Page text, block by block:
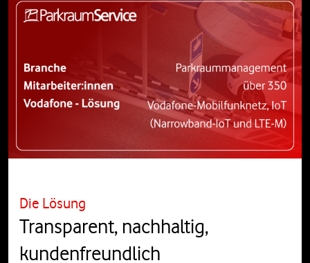
Die Lösung
Transparent, nachhaltig,
kundenfreundlich